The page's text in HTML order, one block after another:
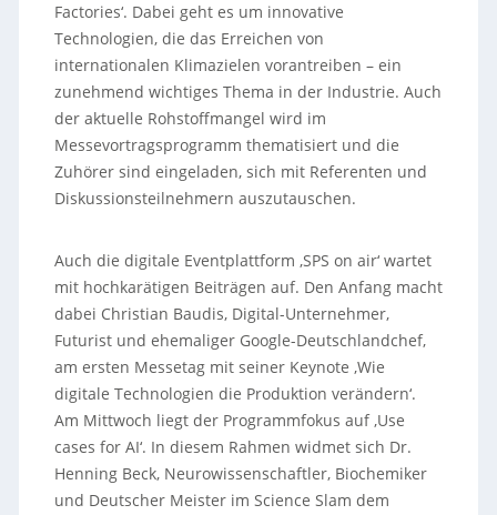
Factories‘. Dabei geht es um innovative
Technologien, die das Erreichen von
internationalen Klimazielen vorantreiben – ein
zunehmend wichtiges Thema in der Industrie. Auch
der aktuelle Rohstoffmangel wird im
Messevortragsprogramm thematisiert und die
Zuhörer sind eingeladen, sich mit Referenten und
Diskussionsteilnehmern auszutauschen.
Auch die digitale Eventplattform ‚SPS on air‘ wartet
mit hochkarätigen Beiträgen auf. Den Anfang macht
dabei Christian Baudis, Digital-Unternehmer,
Futurist und ehemaliger Google-Deutschlandchef,
am ersten Messetag mit seiner Keynote ‚Wie
digitale Technologien die Produktion verändern‘.
Am Mittwoch liegt der Programmfokus auf ‚Use
cases for AI‘. In diesem Rahmen widmet sich Dr.
Henning Beck, Neurowissenschaftler, Biochemiker
und Deutscher Meister im Science Slam dem